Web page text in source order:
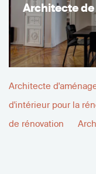
Architecte
Architecte
d'intérieur pour la
de rénovation